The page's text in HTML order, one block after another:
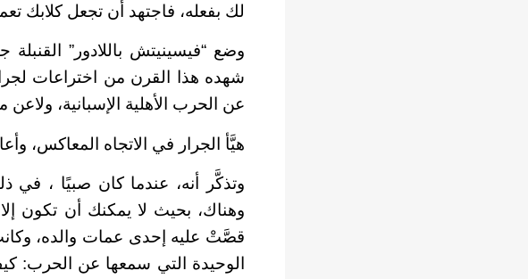
لك بفعله، فاجتهد أن تجعل كلابك
وضع “فيسينيتش باللادور”
شهده هذا القرن من اختراعات
عن الحرب الأهلية الإسبانية،
هيَّأ الجرار في الاتجاه المعاكس،
وتذكَّر أنه، عندما كان صبيًا ، في
وهناك، بحيث لا يمكنك أن تكون
قصَّتْ عليه إحدى عمات والده،
الوحيدة التي سمعها عن الحرب: